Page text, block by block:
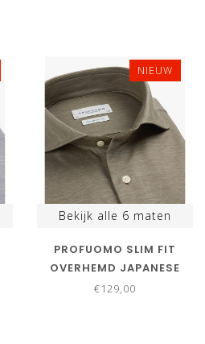
NIEUW
Bekijk alle 6 maten
PROFUOMO SLIM FIT
OVERHEMD JAPANESE
KNITTED GROEN GREEN
€129,00